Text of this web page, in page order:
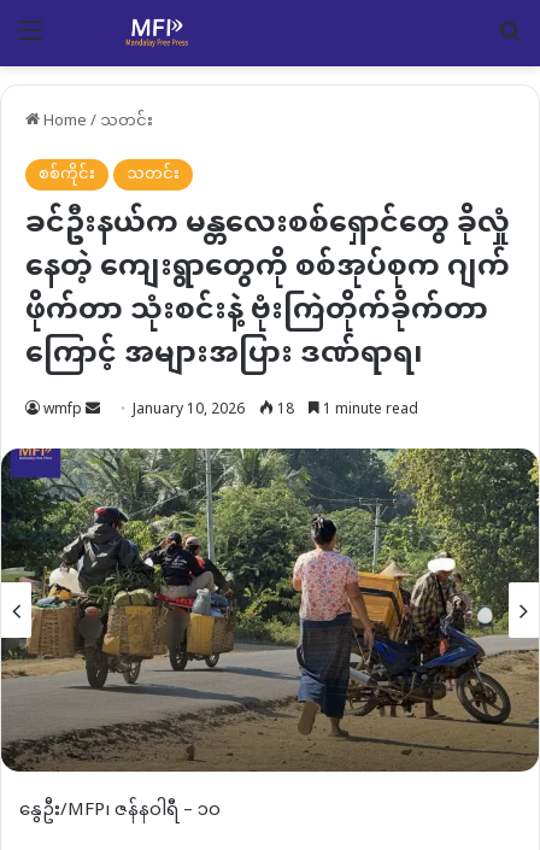
Menu
Home/သတင်း
စစ်ကိုင်း
သတင်း
ခင်ဦးနယ်က မန္တလေးစစ်ရှောင်တွေ ခိုလှုံ
နေတဲ့ ကျေးရွာတွေကို စစ်အုပ်စုက ဂျက်
ဖိုက်တာ သုံးစင်းနဲ့ ဗုံးကြဲတိုက်ခိုက်တာ
ကြောင့် အများအပြား ဒဏ်ရာရ၊
wmfp Send
email
January 10, 2026 18 1 minute read
နွေဦး/MFP၊ ဇန်နဝါရီ – ၁၀